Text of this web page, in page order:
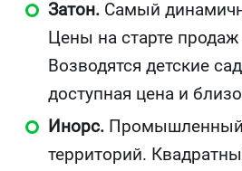
Затон. Самый
Цены на старте
Возводятся детские
доступная цена и
Инорс. Промышленный
территорий.